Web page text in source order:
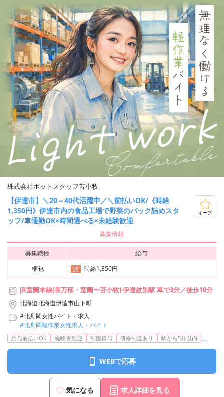
株式会社ホットスタッフ苫小牧
【伊達市】＼20～40代活躍中／＼前払いOK/《時給
1,350円》伊達市内の食品工場で野菜のパック詰めスタ
ッフ/車通勤OK×時間選べる×未経験歓迎
キープ
募集情報
募集職種
給与
梱包
派 時給1,350円
JR室蘭本線(長万部・室蘭〜苫小牧) 伊達紋別駅 車で3分／徒歩10分
北海道北海道伊達市山下町
#北舟岡女性バイト・求人
#北舟岡軽作業女性求人・バイト
給与前払いOK 経験者歓迎 制服貸与 研修制度あり 駅から5分以内 ...
WEBで応募
気になる 求人詳細を見る